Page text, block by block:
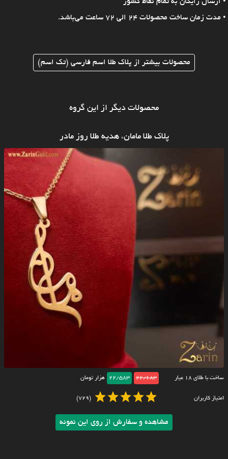
• مدت زمان ساخت محصولات 24 الی 72 ساعت می‌باشد.
محصولات بیشتر از پلاک طلا اسم فارسی (تک اسم)
محصولات دیگر از این گروه
پلاک طلا مامان، هدیه طلا روز مادر
ساخت با طلای ۱۸ عیار 22/683
22/583 هزار تومان
امتیاز کاربران (729)
مشاهده و سفارش از روی این نمونه